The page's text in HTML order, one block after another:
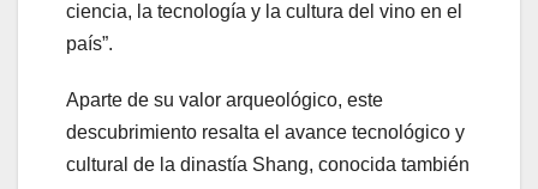
ciencia, la tecnología y la cultura del vino en el
país”.
Aparte de su valor arqueológico, este
descubrimiento resalta el avance tecnológico y
cultural de la dinastía Shang, conocida también